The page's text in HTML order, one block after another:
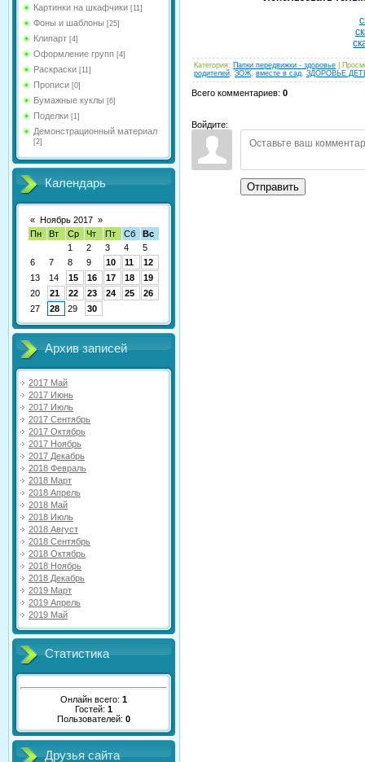
Картинки на шкафчики [11]
Фоны и шаблоны [25]
Клипарт [4]
Оформление групп [4]
Раскраски [11]
Прописи [0]
Бумажные куклы [6]
Поделки [1]
Демонстрационный материал
[2]
Календарь
« Ноябрь 2017 »
Пн
Вт Ср Чт Пт Сб
Вс
1
2 3 4
5
6
7 8 9 10 11
12
13
14 15 16 17 18
19
20
21 22 23 24 25
26
27
28 29 30
Архив записей
2017 Май
2017 Июнь
2017 Июль
2017 Сентябрь
2017 Октябрь
2017 Ноябрь
2017 Декабрь
2018 Февраль
2018 Март
2018 Апрель
2018 Май
2018 Июль
2018 Август
2018 Сентябрь
2018 Октябрь
2018 Ноябрь
2018 Декабрь
2019 Март
2019 Апрель
2019 Май
Статистика
Онлайн всего: 1
Гостей: 1
Пользователей: 0
Друзья сайта
Категория: Папки передвижки - здоровье
родителей, ЗОЖ, вместе в сад, ЗДОРОВЬЕ
Всего комментариев: 0
Войдите:
Отправить